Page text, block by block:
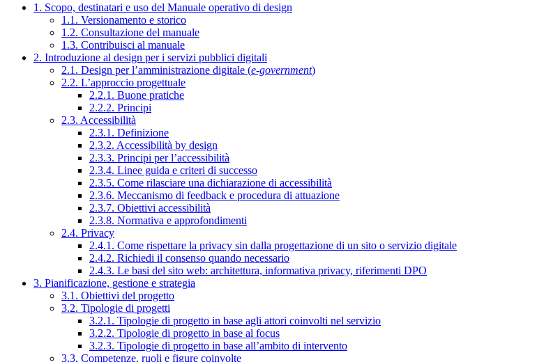
1. Scopo, destinatari e uso del Manuale operativo di design
1.1. Versionamento e storico
1.2. Consultazione del manuale
1.3. Contribuisci al manuale
2. Introduzione al design per i servizi pubblici digitali
2.1. Design per l’amministrazione digitale (e-government)
2.2. L’approccio progettuale
2.2.1. Buone pratiche
2.2.2. Principi
2.3. Accessibilità
2.3.1. Definizione
2.3.2. Accessibilità by design
2.3.3. Principi per l’accessibilità
2.3.4. Linee guida e criteri di successo
2.3.5. Come rilasciare una dichiarazione di accessibilità
2.3.6. Meccanismo di feedback e procedura di attuazione
2.3.7. Obiettivi accessibilità
2.3.8. Normativa e approfondimenti
2.4. Privacy
2.4.1. Come rispettare la privacy sin dalla progettazione di un sito o servizio digitale
2.4.2. Richiedi il consenso quando necessario
2.4.3. Le basi del sito web: architettura, informativa privacy, riferimenti DPO
3. Pianificazione, gestione e strategia
3.1. Obiettivi del progetto
3.2. Tipologie di progetti
3.2.1. Tipologie di progetto in base agli attori coinvolti nel servizio
3.2.2. Tipologie di progetto in base al focus
3.2.3. Tipologie di progetto in base all’ambito di intervento
3.3. Competenze, ruoli e figure coinvolte